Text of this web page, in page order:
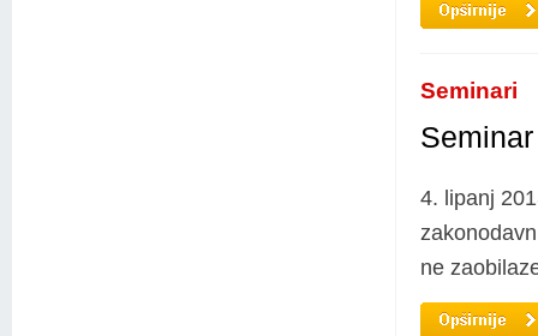
Seminari
4. lipanj
ne